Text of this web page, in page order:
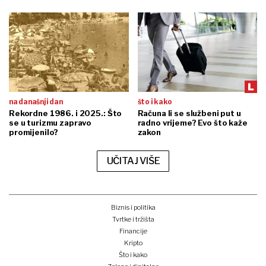
na današnji dan
Rekordne 1986. i 2025.: Što
se u turizmu zapravo
promijenilo?
što i kako
Računa li se službeni put u
radno vrijeme? Evo što kaže
zakon
UČITAJ VIŠE
Biznis i politika
Tvrtke i tržišta
Financije
Kripto
Što i kako